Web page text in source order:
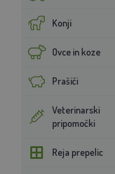
Konji
Ovce in koze
Prašiči
Veterinarski
pripomočki
Reja prepelic